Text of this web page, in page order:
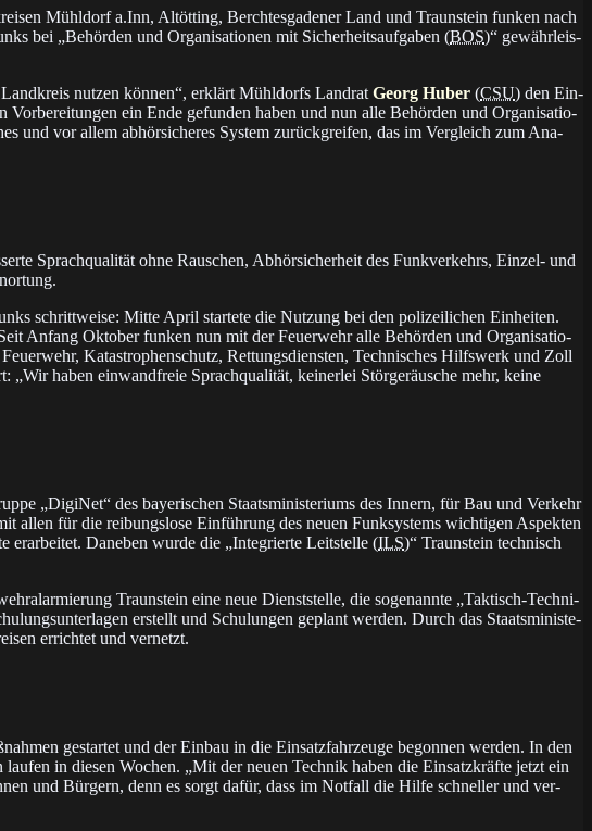
Mühldorf a.Inn, Altötting, Berchtesgadener Land und Traunstein fun­ken nach
bei „Be­hör­den und Or­ga­ni­sa­tio­nen mit Si­cher­heits­auf­ga­ben (BOS)“ ge­währ­leis­
nut­zen kön­nen“, er­klärt Mühl­dorfs Land­rat Georg Huber (CSU) den Ein­
Vor­be­rei­tun­gen ein Ende ge­fun­den ha­ben und nun al­le Be­hör­den und Or­ga­ni­sa­tio­
und vor al­lem ab­hör­si­che­res Sys­tem zu­rück­grei­fen, das im Ver­gleich zum Ana­
Sprach­qua­li­tät ohne Rau­schen, Ab­hör­si­cher­heit des Funk­ver­kehrs, Ein­zel- und
schritt­wei­se: Mit­te April star­te­te die Nut­zung bei den po­li­zei­li­chen Ein­hei­ten.
An­fang Ok­to­ber fun­ken nun mit der Feuer­wehr al­le Be­hör­den und Or­ga­ni­sa­tio­
Ka­tas­tro­phen­schutz, Ret­tungs­diens­ten, Tech­ni­sches Hilfs­werk und Zoll
„Wir ha­ben ein­wand­freie Sprach­qua­li­tät, kei­ner­lei Stör­ge­räu­sche mehr, keine
„DigiNet“ des baye­ri­schen Staats­mi­nis­te­riums des In­nern, für Bau und Ver­kehr
für die rei­bungs­lo­se Ein­füh­rung des neuen Funk­sys­tems wich­ti­gen As­pek­ten
er­ar­bei­tet. Da­ne­ben wur­de die „In­te­grier­te Leit­stel­le (ILS)“ Traun­stein tech­nisch
Traun­stein ei­ne neue Dienst­stel­le, die so­ge­nann­te „Tak­tisch-Tech­ni­
er­stellt und Schu­lun­gen ge­plant wer­den. Durch das Staats­mi­nis­te­
er­rich­tet und vernetzt.
ge­star­tet und der Ein­bau in die Ein­satz­fahr­zeu­ge be­gon­nen wer­den. In den
in die­sen Wo­chen. „Mit der neuen Tech­nik ha­ben die Ein­satz­kräf­te jetzt ein
und Bür­gern, denn es sorgt da­für, dass im Not­fall die Hil­fe schnel­ler und ver­